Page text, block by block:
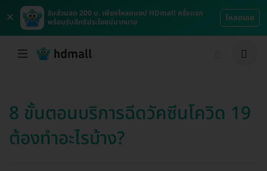
×
รับส่วนลด 200 บ. เพียงโหลดแอป HDmall ครั้งแรก
พร้อมรับสิทธิประโยชน์มากมาย
โหลดเลย
8 ขั้นตอนบริการฉีดวัคซีนโควิด 19
ต้องทำอะไรบ้าง?